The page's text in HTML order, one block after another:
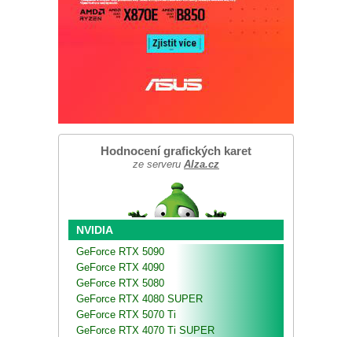
Hodnocení grafických karet
ze serveru Alza.cz
NVIDIA
GeForce RTX 5090
GeForce RTX 4090
GeForce RTX 5080
GeForce RTX 4080 SUPER
GeForce RTX 5070 Ti
GeForce RTX 4070 Ti SUPER